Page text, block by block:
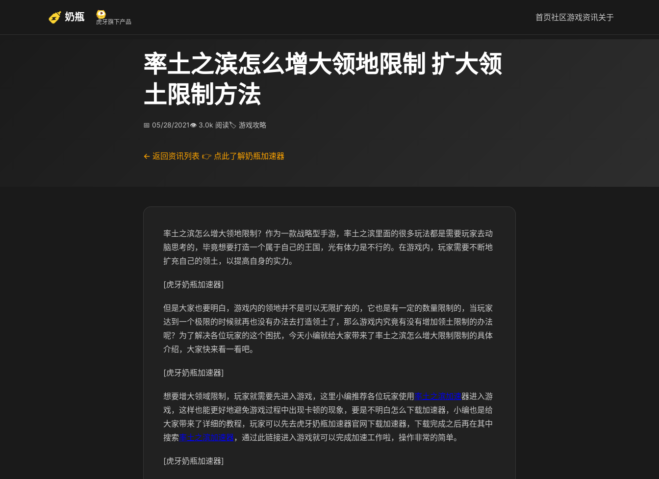
奶瓶 虎牙旗下产品 首页社区游戏资讯关于
率土之滨怎么增大领地限制 扩大领
土限制方法
📅 05/28/2021👁 3.0k 阅读🏷 游戏攻略
← 返回资讯列表 👉 点此了解奶瓶加速器
率土之滨怎么增大领地限制？作为一款战略型手游，率土之滨里面的很多玩法都是需要玩家去动
脑思考的，毕竟想要打造一个属于自己的王国，光有体力是不行的。在游戏内，玩家需要不断地
扩充自己的领土，以提高自身的实力。
[虎牙奶瓶加速器]
但是大家也要明白，游戏内的领地并不是可以无限扩充的，它也是有一定的数量限制的，当玩家
达到一个极限的时候就再也没有办法去打造领土了，那么游戏内究竟有没有增加领土限制的办法
呢？为了解决各位玩家的这个困扰，今天小编就给大家带来了率土之滨怎么增大限制限制的具体
介绍，大家快来看一看吧。
[虎牙奶瓶加速器]
想要增大领域限制，玩家就需要先进入游戏，这里小编推荐各位玩家使用率土之滨加速器进入游
戏，这样也能更好地避免游戏过程中出现卡顿的现象，要是不明白怎么下载加速器，小编也是给
大家带来了详细的教程，玩家可以先去虎牙奶瓶加速器官网下载加速器，下载完成之后再在其中
搜索率土之滨加速器，通过此链接进入游戏就可以完成加速工作啦，操作非常的简单。
[虎牙奶瓶加速器]